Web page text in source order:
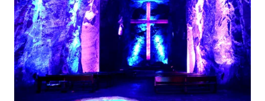
TEBING
TINGGI
WN
PAKPAK
WN